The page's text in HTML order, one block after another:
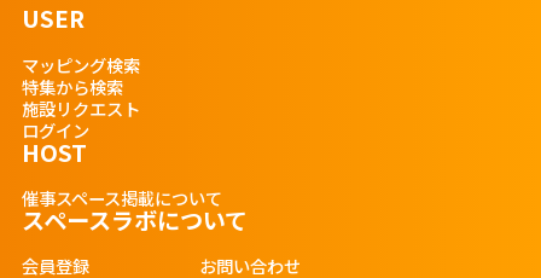
USER
マッピング検索
特集から検索
施設リクエスト
ログイン
HOST
催事スペース掲載について
スペースラボについて
会員登録
お問い合わせ